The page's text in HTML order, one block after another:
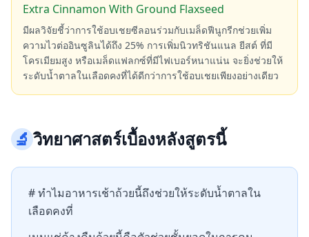
Extra Cinnamon With Ground Flaxseed
มีผลวิจัยชี้ว่าการใช้อบเชยซีลอนร่วมกับเมล็ดฟีนูกรีกช่วยเพิ่ม
ความไวต่ออินซูลินได้ถึง 25% การเพิ่มนิวทริชันแนล ยีสต์ ที่มี
โครเมียมสูง หรือเมล็ดแฟลกซ์ที่มีไฟเบอร์หนาแน่น จะยิ่งช่วยให้
ระดับน้ำตาลในเลือดคงที่ได้ดีกว่าการใช้อบเชยเพียงอย่างเดียว
🔬วิทยาศาสตร์เบื้องหลังสูตรนี้
# ทำไมอาหารเช้าถ้วยนี้ถึงช่วยให้ระดับน้ำตาลใน
เลือดคงที่